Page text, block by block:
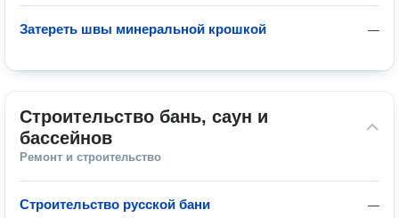
—
Затереть швы минеральной крошкой
Строительство бань, саун и
бассейнов
Ремонт и строительство
—
Строительство русской бани